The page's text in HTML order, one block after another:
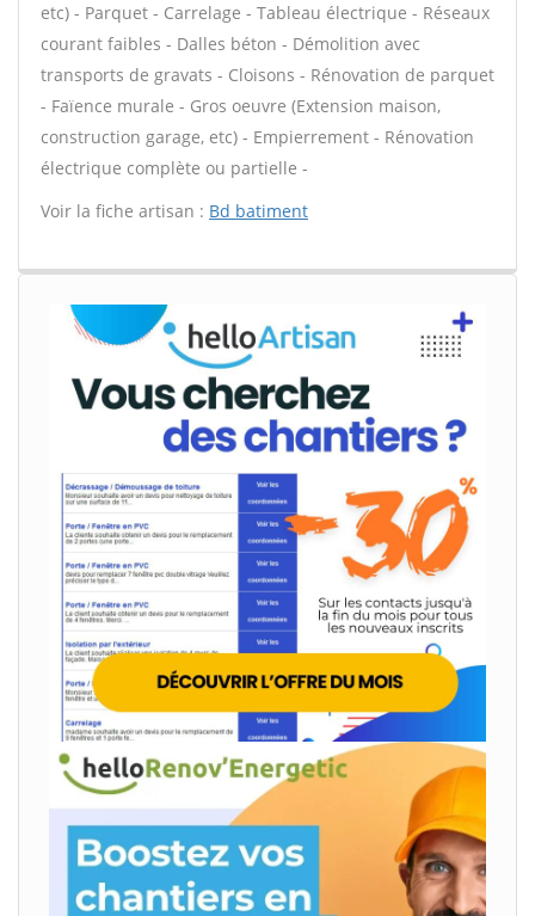
etc) - Parquet - Carrelage - Tableau électrique - Réseaux
courant faibles - Dalles béton - Démolition avec
transports de gravats - Cloisons - Rénovation de parquet
- Faïence murale - Gros oeuvre (Extension maison,
construction garage, etc) - Empierrement - Rénovation
électrique complète ou partielle -
Voir la fiche artisan : Bd batiment